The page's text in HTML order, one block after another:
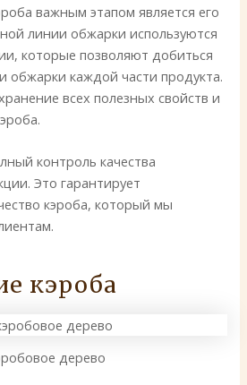
важным этапом является его
линии обжарки используются
которые позволяют добиться
обжарки каждой части продукта.
всех полезных свойств и
контроль качества
Это гарантирует
кэроба, который мы
кэроба
дерево